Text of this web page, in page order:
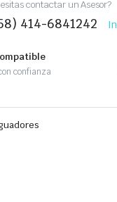
contactar un Asesor?
414-6841242
confianza